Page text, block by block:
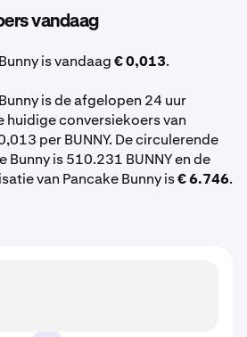
vandaag
is vandaag€ 0,013.
is de afgelopen 24 uur
huidige conversiekoers van
per BUNNY. De circulerende
Bunny is 510.231 BUNNY en de
van Pancake Bunny is€ 6.746.